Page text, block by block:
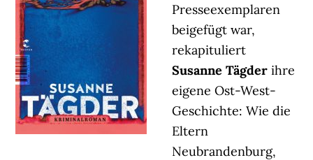
Presseexemplaren
beigefügt war,
rekapituliert
Susanne Tägder ihre
eigene Ost-West-
Geschichte: Wie die
Eltern
Neubrandenburg,